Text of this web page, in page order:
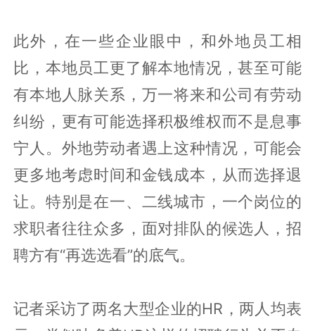
此外，在一些企业眼中，和外地员工相
比，本地员工更了解本地情况，甚至可能
有本地人脉关系，万一将来和公司有劳动
纠纷，更有可能选择积极维权而不是息事
宁人。外地劳动者遇上这种情况，可能会
更多地考虑时间和金钱成本，从而选择退
让。特别是在一、二线城市，一个岗位的
求职者往往众多，面对排队的候选人，招
聘方有“再选选看”的底气。
记者采访了两名大型企业的HR，两人均表